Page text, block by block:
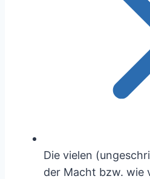
Die vielen
der Macht bzw. wie